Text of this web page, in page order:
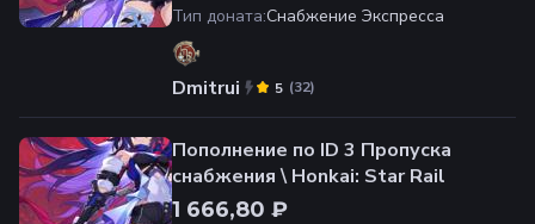
Тип доната:Снабжение Экспресса
Dmitrui (32)
5
Пополнение по ID 3 Пропуска
снабжения \ Honkai: Star Rail
1 666,80 ₽